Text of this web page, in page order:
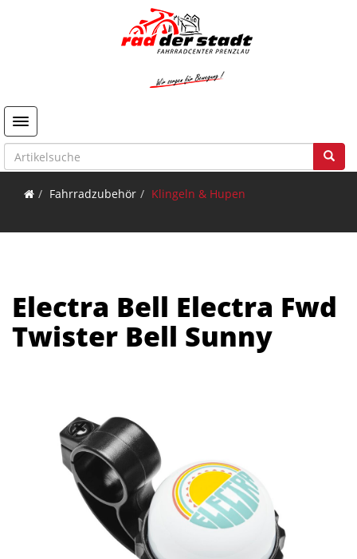
Toggle navigation
Fahrradzubehör Klingeln & Hupen
Electra Bell Electra Fwd
Twister Bell Sunny